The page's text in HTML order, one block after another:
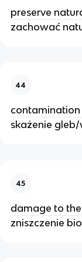
preserve
zachować
44
skażenie
45
damage to
zniszczenie